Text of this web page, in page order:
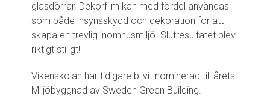
glasdörrar. Dekorfilm kan med fördel användas
som både insynsskydd och dekoration för att
skapa en trevlig inomhusmiljö. Slutresultatet blev
riktigt stiligt!
Vikenskolan har tidigare blivit nominerad till årets
Miljöbyggnad av Sweden Green Building.